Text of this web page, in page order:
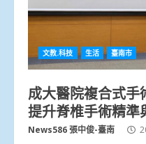
文教.科技 生活 臺南市
成大醫院複合式
提升脊椎手術精準
News586 張中俊-臺南